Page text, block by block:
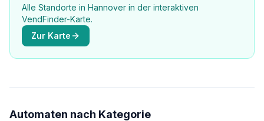
Alle Standorte in Hannover in der interaktiven
VendFinder-Karte.
Zur Karte
Automaten nach Kategorie